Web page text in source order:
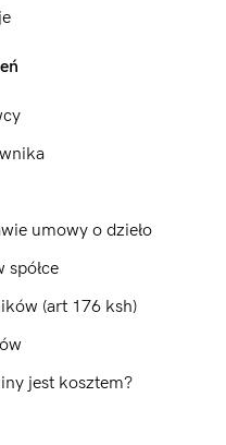
umowy o dzieło
spółce
(art 176 ksh)
jest kosztem?